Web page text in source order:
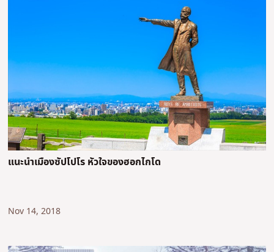
แนะนำเมืองซัปโปโร หัวใจของฮอกไกโด
Nov 14, 2018